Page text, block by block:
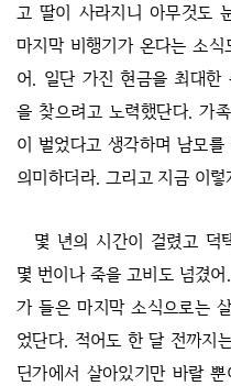
고 딸이 사라지니 아무것도
마지막 비행기가 온다는 소
어. 일단 가진 현금을 최대한
을 찾으려고 노력했단다. 가
이 벌었다고 생각하며 남모
의미하더라. 그리고 지금 이
몇 년의 시간이 걸렸고 덕
몇 번이나 죽을 고비도 넘겼
가 들은 마지막 소식으로는
었단다. 적어도 한 달 전까지
딘가에서 살아있기만 바랄